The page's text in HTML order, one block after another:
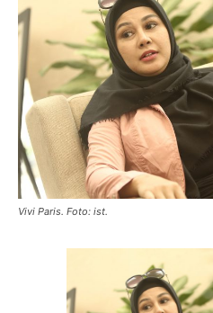
Vivi Paris. Foto: ist.